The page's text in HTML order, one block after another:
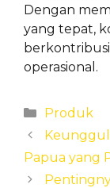
Dengan
yang tepat,
operasional.
Categories
Produk
Papua yang